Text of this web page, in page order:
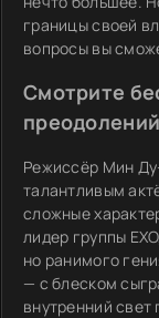
границы своей
вопросы вы
Смотрите
Режиссёр Мин
талантливым
сложные
лидер группы
но ранимого
— с блеском
внутренний